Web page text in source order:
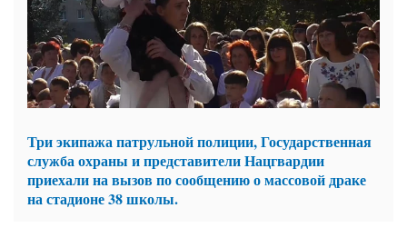
Три экипажа патрульной полиции, Государственная
служба охраны и представители Нацгвардии
приехали на вызов по сообщению о массовой драке
на стадионе 38 школы.